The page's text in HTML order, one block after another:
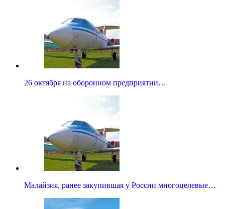
26 октября на оборонном предприятии…
Малайзия, ранее закупившая у России многоцелевые…